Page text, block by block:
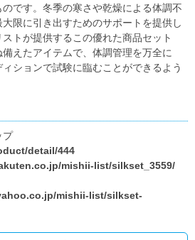
です。冬季の寒さや乾燥による体調不
限に引き出すためのサポートを提供し
トが提供するこの優れた商品セット
えたアイテムで、体調管理を万全に
ションで試験に臨むことができるよう
プ
detail/444
mishii-list/silkset_3559/
mishii-list/silkset-